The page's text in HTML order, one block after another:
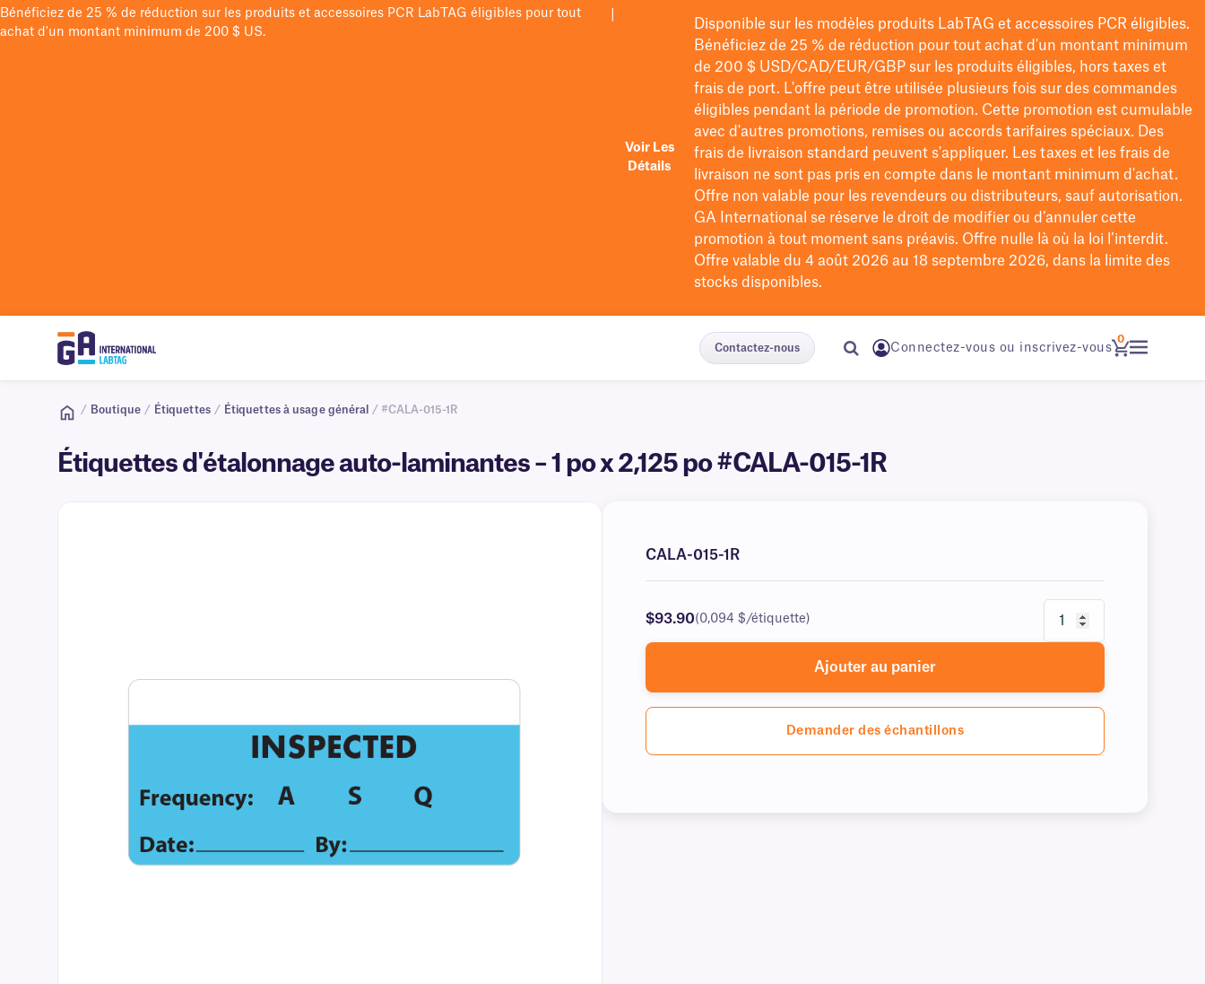
Bénéficiez de 25 % de réduction sur les produits et accessoires PCR LabTAG éligibles pour tout
achat d'un montant minimum de 200 $ US.
Voir Les
Détails
Disponible sur les modèles produits LabTAG et accessoires PCR éligibles.
Bénéficiez de 25 % de réduction pour tout achat d'un montant minimum
de 200 $USD/CAD/EUR/GBPsur les produits éligibles, hors taxes et
frais de port. L'offre peut être utilisée plusieurs fois sur des commandes
éligibles pendant la période de promotion. Cette promotion est cumulable
avec d'autres promotions, remises ou accords tarifaires spéciaux. Des
frais de livraison standard peuvent s'appliquer. Les taxes et les frais de
livraison ne sont pas pris en compte dans le montant minimum d'achat.
Offre non valable pour les revendeurs ou distributeurs, sauf autorisation.
GA International se réserve le droit de modifierou d’annuler cette
promotion à tout moment sans préavis. Offre nulle là où la loi l’interdit.
Offre valable du 4 août 2026 au 18 septembre 2026, dans la limite des
stocks disponibles.
Contactez-nous Connectez-vous ou inscrivez-vous
0
/ Boutique / Étiquettes / Étiquettes à usage général / #CALA-015-1R
Étiquettes d'étalonnage auto-laminantes – 1 po x 2,125 po #CALA-015-1R
CALA-015-1R
$93.90(0,094 $/étiquette)
Ajouter au panier
Demander des échantillons